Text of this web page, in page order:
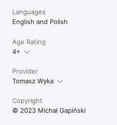
Languages
English and Polish
Age Rating
4+
Provider
Tomasz Wyka
Copyright
© 2023 Michał Gapiński